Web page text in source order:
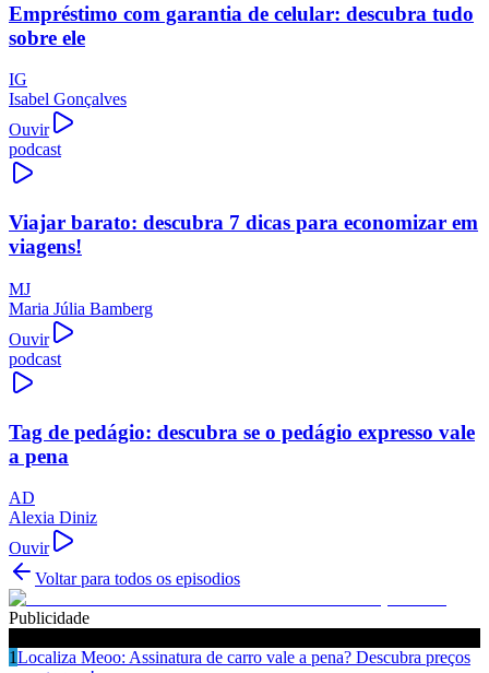
Empréstimo com garantia de celular: descubra tudo
sobre ele
IG
Isabel Gonçalves
Ouvir
podcast
Viajar barato: descubra 7 dicas para economizar em
viagens!
MJ
Maria Júlia Bamberg
Ouvir
podcast
Tag de pedágio: descubra se o pedágio expresso vale
a pena
AD
Alexia Diniz
Ouvir
Voltar para todos os episodios
Publicidade
1Localiza Meoo: Assinatura de carro vale a pena? Descubra preços